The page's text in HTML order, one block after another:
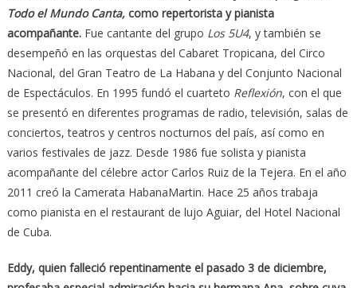
Todo el Mundo Canta,como repertorista y pianista
acompañante.Fue cantante del grupo Los 5U4, y también se
desempeñó en las orquestas del Cabaret Tropicana, del Circo
Nacional, del Gran Teatro de La Habana y del Conjunto Nacional
de Espectáculos. En 1995 fundó el cuarteto Reflexión, con el que
se presentó en diferentes programas de radio, televisión, salas de
conciertos, teatros y centros nocturnos del país, así como en
varios festivales de jazz. Desde 1986 fue solista y pianista
acompañante del célebre actor Carlos Ruiz de la Tejera. En el año
2011 creó la Camerata HabanaMartin. Hace 25 años trabaja
como pianista en el restaurant de lujo Aguiar, del Hotel Nacional
de Cuba.
Eddy, quien falleció repentinamente el pasado 3 de diciembre,